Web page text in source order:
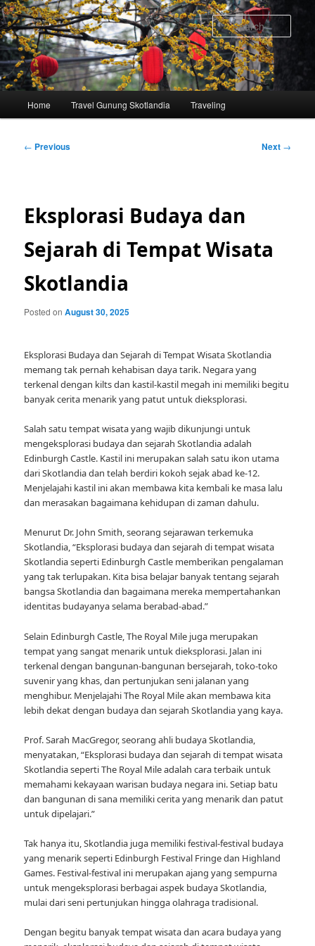
Skip
to
primary
content
Home Travel Gunung Skotlandia Traveling
Post
← Previous Next →
Eksplorasi Budaya dan
Sejarah di Tempat Wisata
Skotlandia
Posted onAugust 30, 2025
Eksplorasi Budaya dan Sejarah di Tempat Wisata Skotlandia
memang tak pernah kehabisan daya tarik. Negara yang
terkenal dengan kilts dan kastil-kastil megah ini memiliki begitu
banyak cerita menarik yang patut untuk dieksplorasi.
Salah satu tempat wisata yang wajib dikunjungi untuk
mengeksplorasi budaya dan sejarah Skotlandia adalah
Edinburgh Castle. Kastil ini merupakan salah satu ikon utama
dari Skotlandia dan telah berdiri kokoh sejak abad ke-12.
Menjelajahi kastil ini akan membawa kita kembali ke masa lalu
dan merasakan bagaimana kehidupan di zaman dahulu.
Menurut Dr. John Smith, seorang sejarawan terkemuka
Skotlandia, “Eksplorasi budaya dan sejarah di tempat wisata
Skotlandia seperti Edinburgh Castle memberikan pengalaman
yang tak terlupakan. Kita bisa belajar banyak tentang sejarah
bangsa Skotlandia dan bagaimana mereka mempertahankan
identitas budayanya selama berabad-abad.”
Selain Edinburgh Castle, The Royal Mile juga merupakan
tempat yang sangat menarik untuk dieksplorasi. Jalan ini
terkenal dengan bangunan-bangunan bersejarah, toko-toko
suvenir yang khas, dan pertunjukan seni jalanan yang
menghibur. Menjelajahi The Royal Mile akan membawa kita
lebih dekat dengan budaya dan sejarah Skotlandia yang kaya.
Prof. Sarah MacGregor, seorang ahli budaya Skotlandia,
menyatakan, “Eksplorasi budaya dan sejarah di tempat wisata
Skotlandia seperti The Royal Mile adalah cara terbaik untuk
memahami kekayaan warisan budaya negara ini. Setiap batu
dan bangunan di sana memiliki cerita yang menarik dan patut
untuk dipelajari.”
Tak hanya itu, Skotlandia juga memiliki festival-festival budaya
yang menarik seperti Edinburgh Festival Fringe dan Highland
Games. Festival-festival ini merupakan ajang yang sempurna
untuk mengeksplorasi berbagai aspek budaya Skotlandia,
mulai dari seni pertunjukan hingga olahraga tradisional.
Dengan begitu banyak tempat wisata dan acara budaya yang